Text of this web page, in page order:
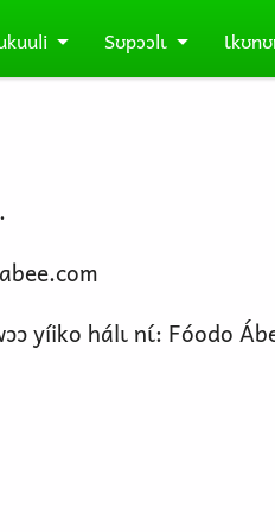
Sʊpɔɔlɩ
yíiko hálɩ nɩ́: Fóodo